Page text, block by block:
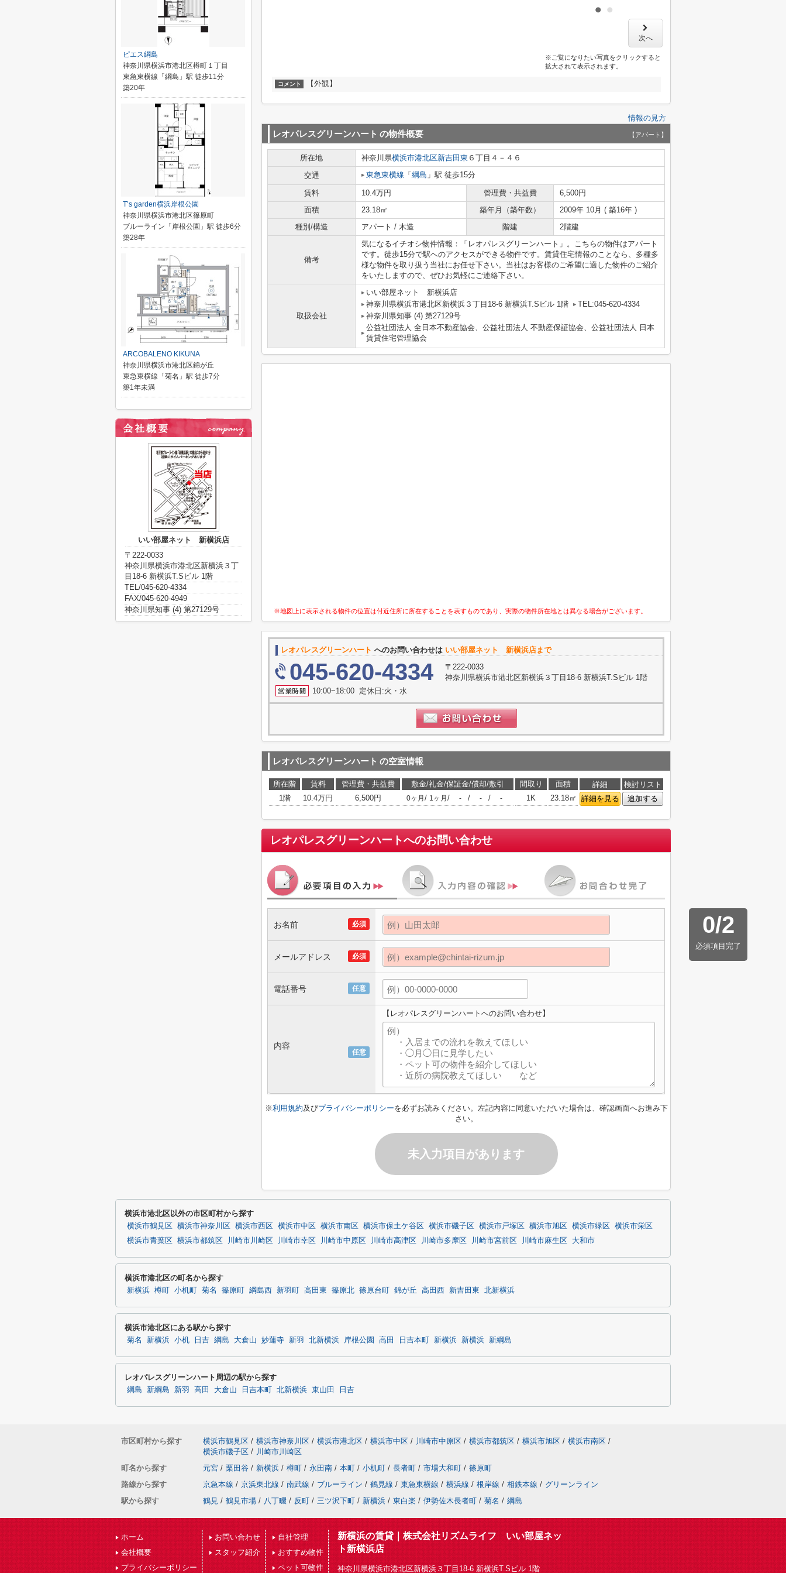
次へ
※ご覧になりたい写真をクリックすると
拡大されて表示されます。
コメント 【外観】
情報の見方
レオパレスグリーンハート の物件概要 【アパート】
所在地 神奈川県横浜市港北区新吉田東 ６丁目４－４６
交通
東急東横線 「 綱島 」駅 徒歩15分
賃料 10.4万円 管理費・共益費
6,500円
面積
23.18㎡ 築年月（築年数）
2009年 10月 ( 築16年 )
種別/構造
アパート / 木造 階建 2階建
備考
気になるイチオシ物件情報：「レオパレスグリーンハート」。こちらの物件はアパート
です。徒歩15分で駅へのアクセスができる物件です。賃貸住宅情報のことなら、多種多
様な物件を取り扱う当社にお任せ下さい。当社はお客様のご希望に適した物件のご紹介
をいたしますので、ぜひお気軽にご連絡下さい。
取扱会社
いい部屋ネット 新横浜店
神奈川県横浜市港北区新横浜３丁目18-6 新横浜T.Sビル 1階
TEL:045-620-4334
神奈川県知事 (4) 第27129号
公益社団法人 全日本不動産協会、公益社団法人 不動産保証協会、公益社団法人 日本
賃貸住宅管理協会
※地図上に表示される物件の位置は付近住所に所在することを表すものであり、実際の物件所在地とは異なる場合がございます。
レオパレスグリーンハート へのお問い合わせは いい部屋ネット 新横浜店まで
045-620-4334
〒222-0033
神奈川県横浜市港北区新横浜３丁目18-6 新横浜T.Sビル 1階
10:00~18:00 定休日:火・水
レオパレスグリーンハート の空室情報
所在階 賃料 管理費・共益費 敷金/礼金/保証金/償却/敷引 間取り 面積 詳細
検討リスト
1階
10.4万円 6,500円 0ヶ月 / 1ヶ月 / - / - / - 1K 23.18㎡ 詳細を見る 追加する
レオパレスグリーンハートへのお問い合わせ
0/2
必須項目完了
必須
お名前
必須
メールアドレス
任意
電話番号
任意
内容
【レオパレスグリーンハートへのお問い合わせ】
※利用規約及びプライバシーポリシーを必ずお読みください。左記内容に同意いただいた場合は、確認画面へお進み下
さい。
未入力項目があります
ピエス綱島
神奈川県横浜市港北区樽町１丁目
東急東横線「綱島」駅 徒歩11分
築20年
T’s garden横浜岸根公園
神奈川県横浜市港北区篠原町
ブルーライン「岸根公園」駅 徒歩6分
築28年
ARCOBALENO KIKUNA
神奈川県横浜市港北区錦が丘
東急東横線「菊名」駅 徒歩7分
築1年未満
いい部屋ネット 新横浜店
〒222-0033
神奈川県横浜市港北区新横浜３丁
目18-6 新横浜T.Sビル 1階
TEL/045-620-4334
FAX/045-620-4949
神奈川県知事 (4) 第27129号
横浜市港北区以外の市区町村から探す
横浜市鶴見区 横浜市神奈川区 横浜市西区 横浜市中区 横浜市南区 横浜市保土ケ谷区 横浜市磯子区 横浜市戸塚区 横浜市旭区 横浜市緑区
横浜市栄区
横浜市青葉区
横浜市都筑区 川崎市川崎区 川崎市幸区 川崎市中原区 川崎市高津区 川崎市多摩区 川崎市宮前区 川崎市麻生区 大和市
横浜市港北区の町名から探す
新横浜 樽町 小机町 菊名 篠原町 綱島西 新羽町 高田東 篠原北 篠原台町 錦が丘 高田西 新吉田東 北新横浜
横浜市港北区にある駅から探す
菊名 新横浜 小机 日吉 綱島 大倉山 妙蓮寺 新羽 北新横浜 岸根公園 高田 日吉本町 新横浜 新横浜 新綱島
レオパレスグリーンハート周辺の駅から探す
綱島 新綱島 新羽 高田 大倉山 日吉本町 北新横浜 東山田 日吉
市区町村から探す 横浜市鶴見区 / 横浜市神奈川区 / 横浜市港北区 / 横浜市中区 / 川崎市中原区 / 横浜市都筑区 / 横浜市旭区 / 横浜市南区 /
横浜市磯子区 / 川崎市川崎区
町名から探す
元宮 / 栗田谷 / 新横浜 / 樽町 / 永田南 / 本町 / 小机町 / 長者町 / 市場大和町 / 篠原町
路線から探す
京急本線 / 京浜東北線 / 南武線 / ブルーライン / 鶴見線 / 東急東横線 / 横浜線 / 根岸線 / 相鉄本線 / グリーンライン
駅から探す
鶴見 / 鶴見市場 / 八丁畷 / 反町 / 三ツ沢下町 / 新横浜 / 東白楽 / 伊勢佐木長者町 / 菊名 / 綱島
ホーム
会社概要
プライバシーポリシー
お問い合わせ
スタッフ紹介
自社管理
おすすめ物件
ペット可物件
新横浜の賃貸｜株式会社リズムライフ いい部屋ネッ
ト新横浜店
神奈川県横浜市港北区新横浜３丁目18-6 新横浜T.Sビル 1階